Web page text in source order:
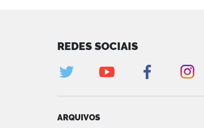
REDES SOCIAIS
ARQUIVOS